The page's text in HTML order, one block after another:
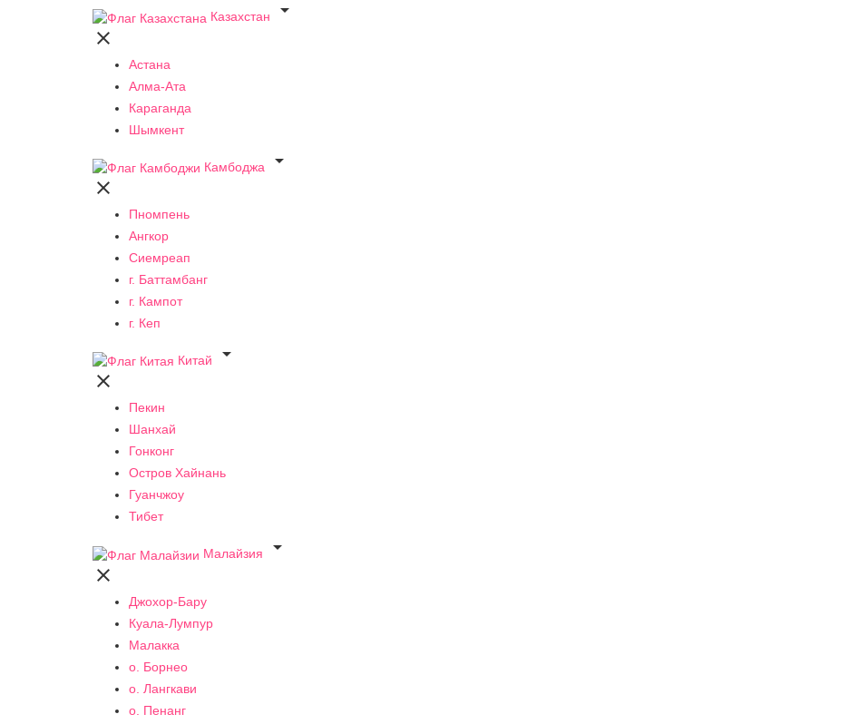
Казахстан


Астана
Алма-Ата
Караганда
Шымкент
Камбоджа


Пномпень
Ангкор
Сиемреап
г. Баттамбанг
г. Кампот
г. Кеп
Китай


Пекин
Шанхай
Гонконг
Остров Хайнань
Гуанчжоу
Тибет
Малайзия


Джохор-Бару
Куала-Лумпур
Малакка
о. Борнео
о. Лангкави
о. Пенанг